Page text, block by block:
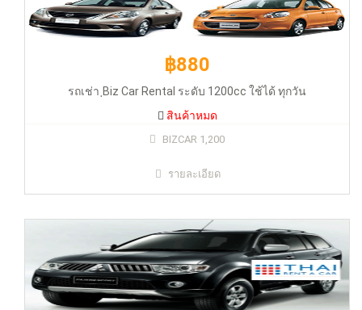
฿880
รถเช่า ฺBiz Car Rental ระดับ 1200cc ใช้ได้ ทุกวัน
สินค้าหมด
BIZCAR 1,200
รายละเอียด